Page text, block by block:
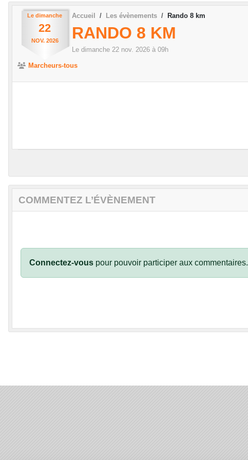
Le dimanche
22
NOV. 2026
Accueil Les évènements Rando 8 km
RANDO 8 KM
Le dimanche 22 nov. 2026 à 09h
Marcheurs-tous
COMMENTEZ L’ÉVÈNEMENT
Connectez-vous pour pouvoir participer aux commentaires.